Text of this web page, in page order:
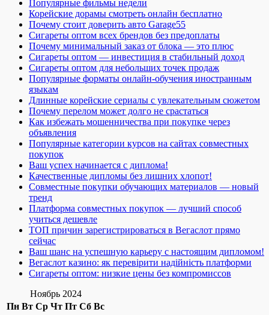
Популярные фильмы недели
Корейские дорамы смотреть онлайн бесплатно
Почему стоит доверить авто Garage55
Сигареты оптом всех брендов без предоплаты
Почему минимальный заказ от блока — это плюс
Сигареты оптом — инвестиция в стабильный доход
Сигареты оптом для небольших точек продаж
Популярные форматы онлайн-обучения иностранным
языкам
Длинные корейские сериалы с увлекательным сюжетом
Почему перелом может долго не срастаться
Как избежать мошенничества при покупке через
объявления
Популярные категории курсов на сайтах совместных
покупок
Ваш успех начинается с диплома!
Качественные дипломы без лишних хлопот!
Совместные покупки обучающих материалов — новый
тренд
Платформа совместных покупок — лучший способ
учиться дешевле
ТОП причин зарегистрироваться в Вегаслот прямо
сейчас
Ваш шанс на успешную карьеру с настоящим дипломом!
Вегаслот казино: як перевірити надійність платформи
Сигареты оптом: низкие цены без компромиссов
Ноябрь 2024
Пн Вт Ср Чт Пт Сб Вс